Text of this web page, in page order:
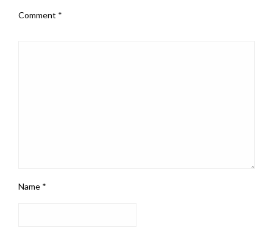
Comment *
Name *